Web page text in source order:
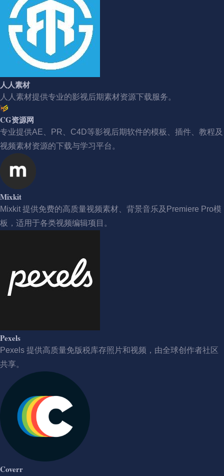
人人素材
人人素材提供专业的影视后期素材资源下载服务。
CG资源网
专业提供AE、PR、C4D等影视后期软件的模板、插件、教程及
视频素材资源的下载与学习平台。
Mixkit
Mixkit 提供免费的高质量视频素材、背景音乐及Premiere Pro模
板，适用于各类视频编辑项目。
Pexels
Pexels 提供高质量免版税库存照片和视频，由全球创作者社区
共享。
Coverr